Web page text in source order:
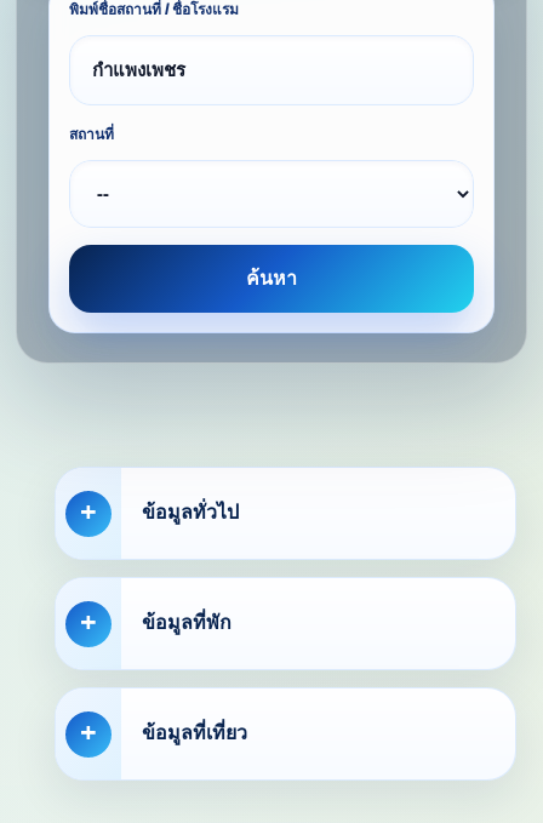
พิมพ์ชื่อสถานที่ / ชื่อโรงแรม
สถานที่
ค้นหา
ข้อมูลทั่วไป
ข้อมูลที่พัก
ข้อมูลที่เที่ยว